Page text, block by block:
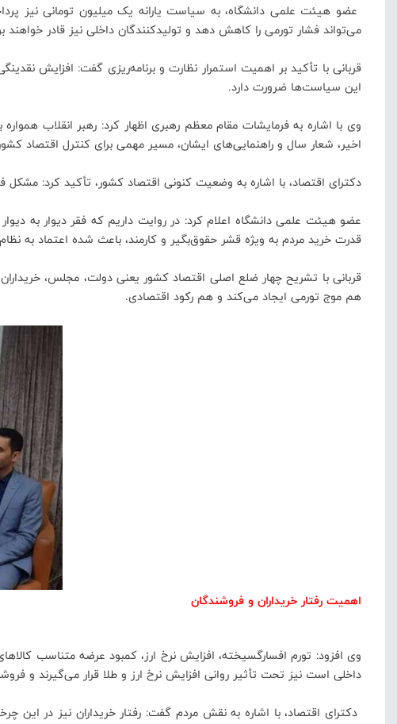
عضو هیئت علمی دانشگاه، به سیاست یارانه یک میلیون تومانی نیز
می‌تواند فشار تورمی را کاهش دهد و تولیدکنندگان داخلی نیز قادر
قربانی با تأکید بر اهمیت استمرار نظارت و برنامه‌ریزی گفت: افزایش
این سیاست‌ها ضرورت دارد.
وی با اشاره به فرمایشات مقام معظم رهبری اظهار کرد: رهبر انقلاب
اخیر، شعار سال و راهنمایی‌های ایشان، مسیر مهمی برای کنترل اقتصاد
دکترای اقتصاد، با اشاره به وضعیت کنونی اقتصاد کشور، تأکید کرد: مشکل
عضو هیئت علمی دانشگاه اعلام کرد: در روایت داریم که فقر دیوار به
قدرت خرید مردم به ویژه قشر حقوق‌بگیر و کارمند، باعث شده اعتماد به
قربانی با تشریح چهار ضلع اصلی اقتصاد کشور یعنی دولت، مجلس،
هم موج تورمی ایجاد می‌کند و هم رکود اقتصادی.
اهمیت رفتار خریداران و فروشندگان
وی افزود: تورم افسارگسیخته، افزایش نرخ ارز، کمبود عرضه متناسب
داخلی است نیز تحت تأثیر روانی افزایش نرخ ارز و طلا قرار می‌گیرند و
دکترای اقتصاد، با اشاره به نقش مردم گفت: رفتار خریداران نیز در این